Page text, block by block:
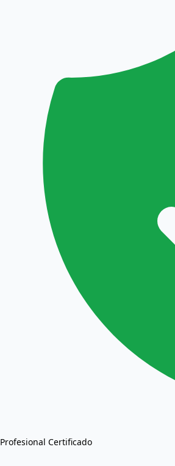
Profesional Certificado